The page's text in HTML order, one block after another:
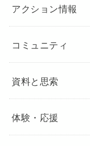
アクション情報
コミュニティ
資料と思索
体験・応援